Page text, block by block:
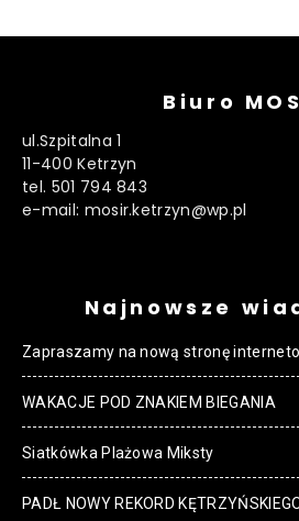
Biuro
ul.Szpitalna 1
11-400 Ketrzyn
tel. 501 794 843
e-mail: mosir.ketrzyn@wp.pl
Najnowsze
Zapraszamy na nową stronę
WAKACJE POD ZNAKIEM BIEGANIA
Siatkówka Plażowa Miksty
PADŁ NOWY REKORD